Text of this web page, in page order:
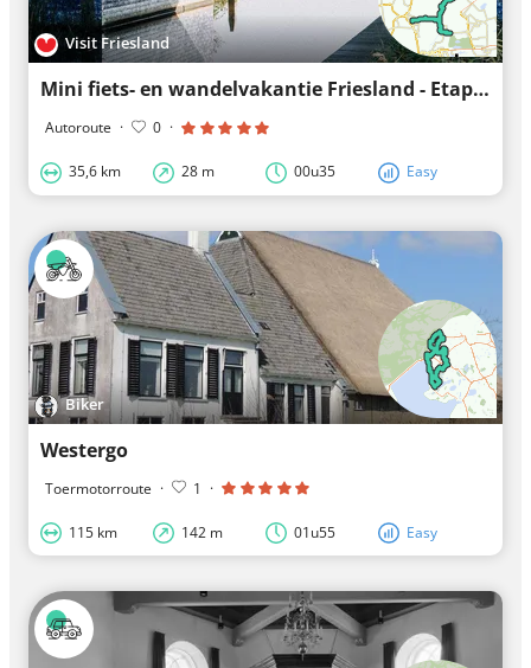
Visit Friesland
Mini fiets- en wandelvakantie Friesland - Etappe 2
Autoroute · 0 ·
35,6 km 28 m 00u35 Easy
Biker
Westergo
Toermotorroute · 1 ·
115 km 142 m 01u55 Easy